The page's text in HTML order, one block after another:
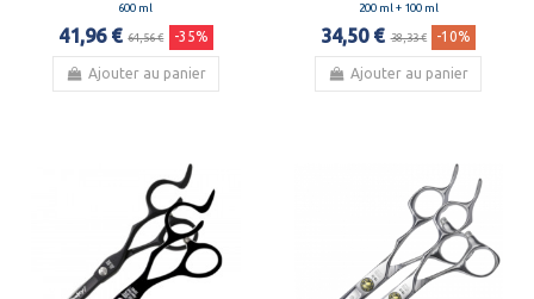
600 ml
41,96 € 64,56 € -35%
Ajouter au panier
200 ml + 100 ml
34,50 € 38,33 € -10%
Ajouter au panier